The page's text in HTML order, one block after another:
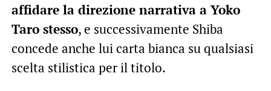
affidare la direzione narrativa a Yoko
Taro stesso, e successivamente Shiba
concede anche lui carta bianca su qualsiasi
scelta stilistica per il titolo.